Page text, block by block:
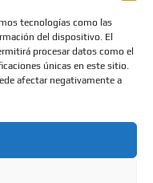
tecnologías como las
del dispositivo. El
procesar datos como el
únicas en este sitio.
afectar negativamente a